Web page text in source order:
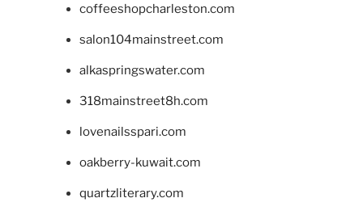
coffeeshopcharleston.com
salon104mainstreet.com
alkaspringswater.com
318mainstreet8h.com
lovenailsspari.com
oakberry-kuwait.com
quartzliterary.com